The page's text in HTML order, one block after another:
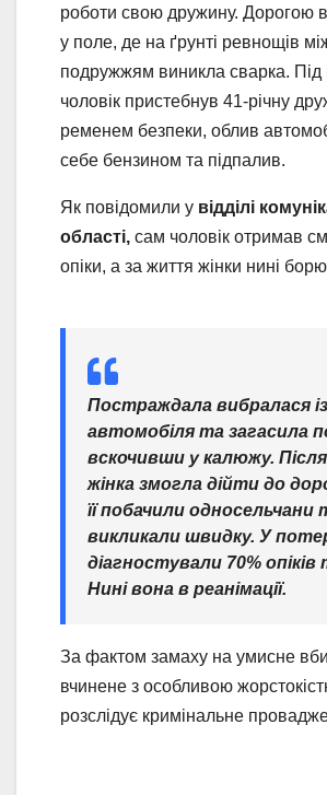
роботи свою дружину. Дорогою
у поле, де на ґрунті ревнощів
подружжям виникла сварка. Під
чоловік пристебнув 41-річну
ременем безпеки, облив
себе бензином та підпалив.
Як повідомили у відділі
області, сам чоловік отримав
опіки, а за життя жінки нині
Постраждала вибралася із
автомобіля та загасила
вскочивши у калюжу.
жінка змогла дійти до
її побачили односельчани
викликали швидку. У
діагностували 70% опіків
Нині вона в реанімації.
За фактом замаху на умисне
вчинене з особливою
розслідує кримінальне